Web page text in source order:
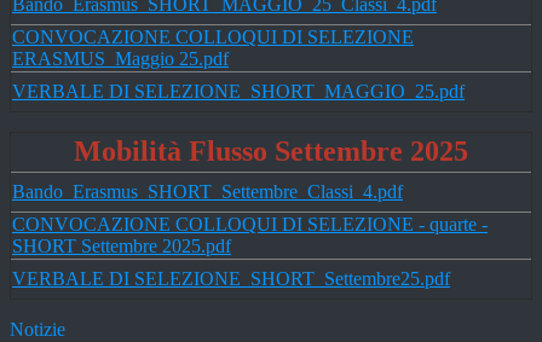
Bando_Erasmus_SHORT_MAGGIO_25_Classi_4.pdf
CONVOCAZIONE COLLOQUI DI SELEZIONE
ERASMUS_Maggio 25.pdf
VERBALE DI SELEZIONE_SHORT_MAGGIO_25.pdf
Mobilità Flusso Settembre 2025
Bando_Erasmus_SHORT_Settembre_Classi_4.pdf
CONVOCAZIONE COLLOQUI DI SELEZIONE - quarte -
SHORT Settembre 2025.pdf
VERBALE DI SELEZIONE_SHORT_Settembre25.pdf
Notizie